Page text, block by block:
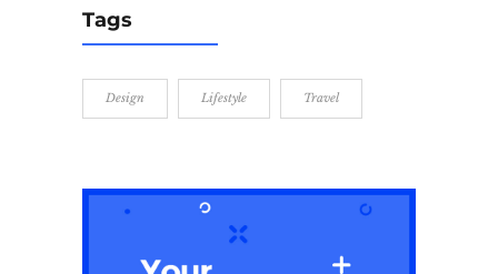
Tags
Design Lifestyle Travel